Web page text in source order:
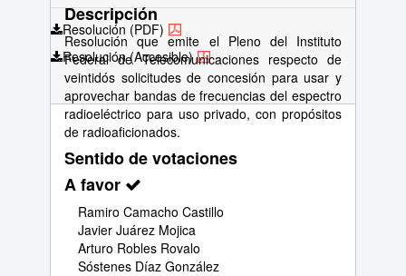
Resolución (PDF)
Resolución (Accesible)
Descripción
Resolución que emite el Pleno del Instituto
Federal de Telecomunicaciones respecto de
veintidós solicitudes de concesión para usar y
aprovechar bandas de frecuencias del espectro
radioeléctrico para uso privado, con propósitos
de radioaficionados.
Sentido de votaciones
A favor
Ramiro Camacho Castillo
Javier Juárez Mojica
Arturo Robles Rovalo
Sóstenes Díaz González